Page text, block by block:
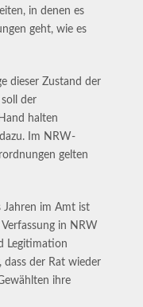
in denen es
geht, wie es
dieser Zustand der
der
halten
Im NRW-
gelten
Jahren im Amt ist
in NRW
Legitimation
der Rat wieder
ihre